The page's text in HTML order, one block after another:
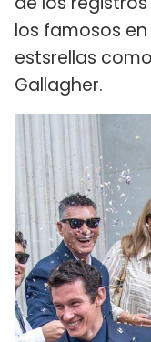
los famosos
estsrellas
Gallagher.